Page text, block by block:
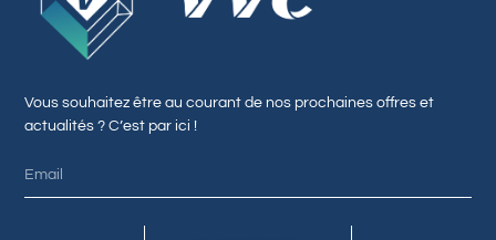
Vous souhaitez être au courant de nos prochaines offres et
actualités ? C’est par ici !